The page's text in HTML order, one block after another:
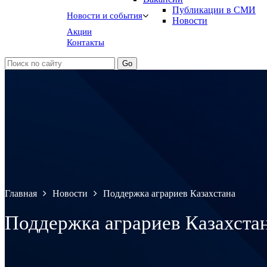
Новости и события
Публикации в СМИ
Новости
Акции
Контакты
Главная Новости Поддержка аграриев Казахстана
Поддержка аграриев